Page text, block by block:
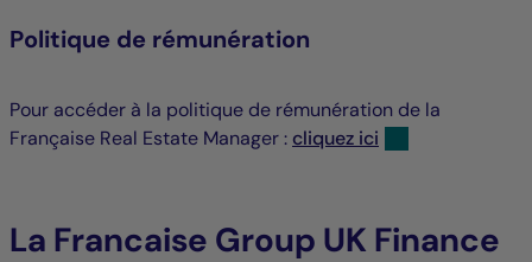
Politique de rémunération
Pour accéder à la politique de rémunération de la
Française Real Estate Manager : cliquez ici
La Francaise Group UK Finance